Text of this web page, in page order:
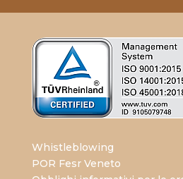
Whistleblowing
POR Fesr Veneto